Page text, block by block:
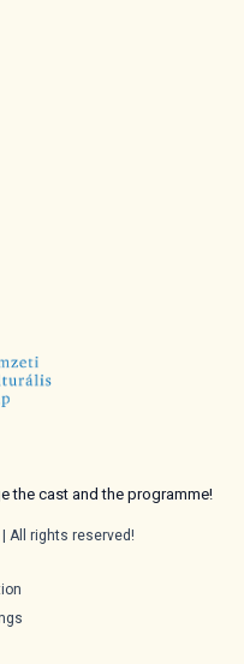
the cast and the programme!
All rights reserved!